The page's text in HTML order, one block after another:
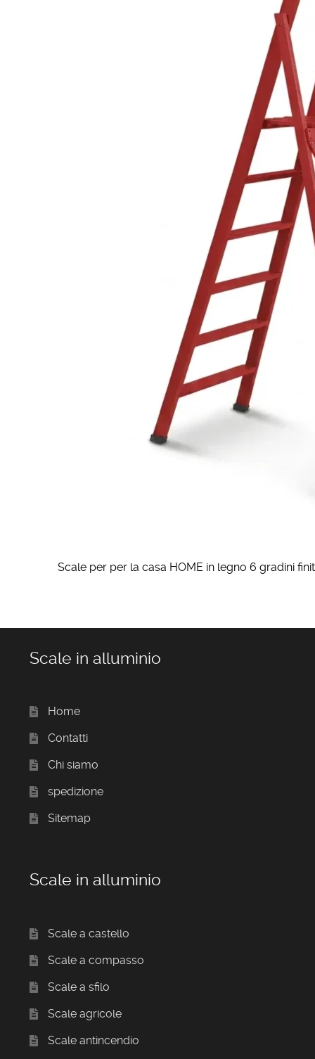
Scale per per la casa HOME in legno 6 gradini
Scale in alluminio
Home
Contatti
Chi siamo
spedizione
Sitemap
Scale in alluminio
Scale a castello
Scale a compasso
Scale a sfilo
Scale agricole
Scale antincendio